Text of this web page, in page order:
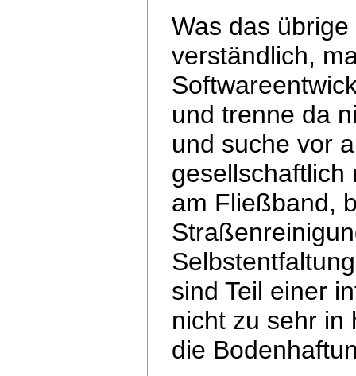
Was das
verständlich,
und trenne da
und suche vor
gesellschaftlich
am Fließband,
sind Teil einer
nicht zu sehr
die